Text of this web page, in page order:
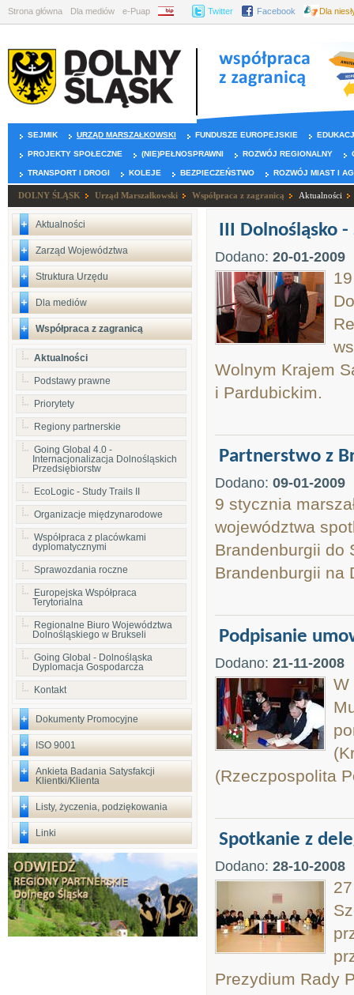
Strona główna Dla mediów e-Puap BIP Twitter Facebook Dla
SEJMIK URZĄD MARSZAŁKOWSKI FUNDUSZE EUROPEJSKIE
PROJEKTY SPOŁECZNE (NIE)PEŁNOSPRAWNI ROZWÓJ REGIONALNY
TRANSPORT I DROGI KOLEJE BEZPIECZEŃSTWO ROZWÓJ MIAST I
DOLNY ŚLĄSK Urząd Marszałkowski Współpraca z zagranicą Aktualności
Aktualności
Zarząd Województwa
Struktura Urzędu
Dla mediów
Współpraca z zagranicą
Aktualności
Podstawy prawne
Priorytety
Regiony partnerskie
Going Global 4.0 -
Internacjonalizacja Dolnośląskich
Przedsiębiorstw
EcoLogic - Study Trails II
Organizacje międzynarodowe
Współpraca z placówkami
dyplomatycznymi
Sprawozdania roczne
Europejska Współpraca
Terytorialna
Regionalne Biuro Województwa
Dolnośląskiego w Brukseli
Going Global - Dolnośląska
Dyplomacja Gospodarcza
Kontakt
Dokumenty Promocyjne
ISO 9001
Ankieta Badania Satysfakcji
Klientki/Klienta
Listy, życzenia, podziękowania
Linki
III Dolnośląsko -
Dodano: 20-01-2009
Wolnym Krajem
i Pardubickim.
Partnerstwo z
Dodano: 09-01-2009
9 stycznia
województwa
Brandenburgii do
Brandenburgii na
Podpisanie
Dodano: 21-11-2008
W
(Rzeczpospolita
Spotkanie z
Dodano: 28-10-2008
Prezydium Rady